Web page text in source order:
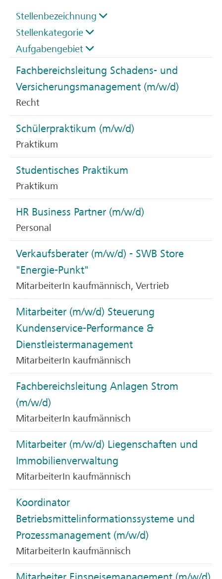
Stellenbezeichnung
Stellenkategorie
Aufgabengebiet
Fachbereichsleitung Schadens- und
Versicherungsmanagement (m/w/d)
Recht
Schülerpraktikum (m/w/d)
Praktikum
Studentisches Praktikum
Praktikum
HR Business Partner (m/w/d)
Personal
Verkaufsberater (m/w/d) - SWB Store
"Energie-Punkt"
MitarbeiterIn kaufmännisch, Vertrieb
Mitarbeiter (m/w/d) Steuerung
Kundenservice-Performance &
Dienstleistermanagement
MitarbeiterIn kaufmännisch
Fachbereichsleitung Anlagen Strom
(m/w/d)
MitarbeiterIn kaufmännisch
Mitarbeiter (m/w/d) Liegenschaften und
Immobilienverwaltung
MitarbeiterIn kaufmännisch
Koordinator
Betriebsmittelinformationssysteme und
Prozessmanagement (m/w/d)
MitarbeiterIn kaufmännisch